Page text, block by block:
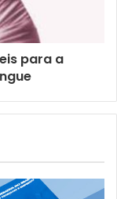
para a